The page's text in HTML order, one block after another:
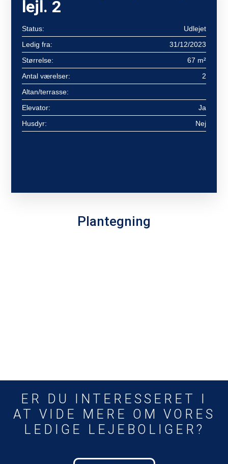
Plantegning
lejl. 2
Status:
Udlejet
Ledig fra:
31/12/2023
Størrelse:
67 m²
Antal værelser:
2
Altan/terrasse:
Elevator:
Ja
Husdyr:
Nej
ER DU INTERESSERET I
AT VIDE MERE OM VORES
LEDIGE LEJEBOLIGER?